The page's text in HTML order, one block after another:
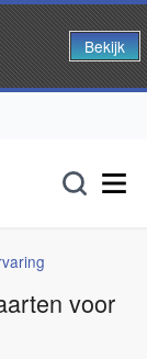
voor
Bekijk